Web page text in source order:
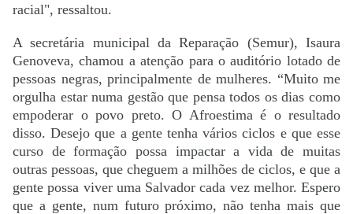
racial", ressaltou.
A secretária municipal da Reparação (Semur), Isaura
Genoveva, chamou a atenção para o auditório lotado de
pessoas negras, principalmente de mulheres. “Muito me
orgulha estar numa gestão que pensa todos os dias como
empoderar o povo preto. O Afroestima é o resultado
disso. Desejo que a gente tenha vários ciclos e que esse
curso de formação possa impactar a vida de muitas
outras pessoas, que cheguem a milhões de ciclos, e que a
gente possa viver uma Salvador cada vez melhor. Espero
que a gente, num futuro próximo, não tenha mais que